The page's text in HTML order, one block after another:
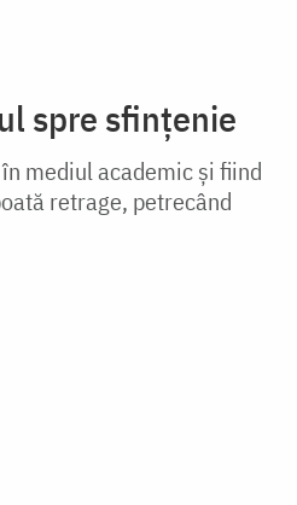
spre sfințenie
mediul academic și fiind
retrage, petrecând